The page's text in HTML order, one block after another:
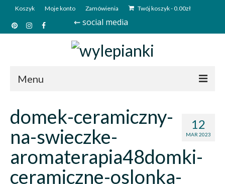
Koszyk Moje konto Zamówienia Twój koszyk-0.00zł
⇜ social media
Menu
Sklep
Kim jesteśmy?
12
MAR 2023
domek-ceramiczny-
na-swieczke-
aromaterapia48domki-
ceramiczne-oslonka-